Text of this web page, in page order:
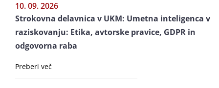
10. 09. 2026
Strokovna delavnica v UKM: Umetna inteligenca v
raziskovanju: Etika, avtorske pravice, GDPR in
odgovorna raba
Preberi več